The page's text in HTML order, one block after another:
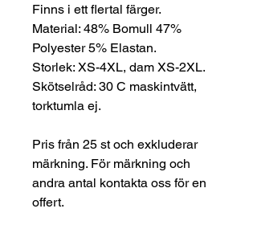
Finns i ett flertal färger.
Material: 48% Bomull 47%
Polyester 5% Elastan.
Storlek: XS-4XL, dam XS-2XL.
Skötselråd: 30 C maskintvätt,
torktumla ej.
Pris från 25 st och exkluderar
märkning. För märkning och
andra antal kontakta oss för en
offert.